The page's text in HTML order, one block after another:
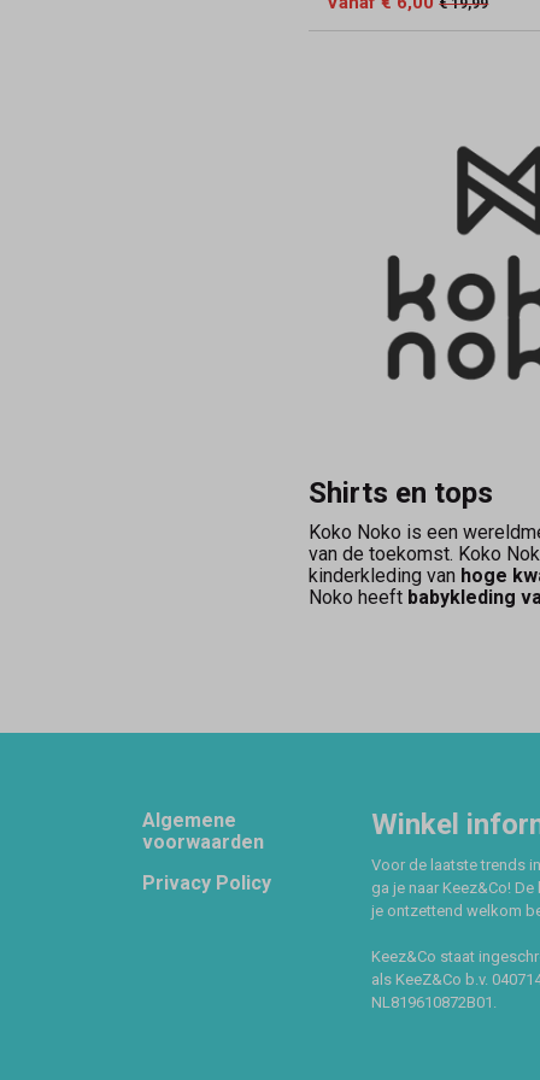
Shirts en tops
Koko Noko is een
van de toekomst. Koko
kinderkleding van hoge
Noko heeft babykleding
Footer
Algemene
voorwaarden
Privacy Policy
Winkel
Voor de laatste trends
ga je naar Keez&Co!
je ontzettend welkom
Keez&Co staat
als KeeZ&Co b.v.
NL819610872B01.